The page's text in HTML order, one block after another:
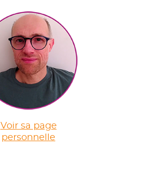
Voir sa page
personnelle